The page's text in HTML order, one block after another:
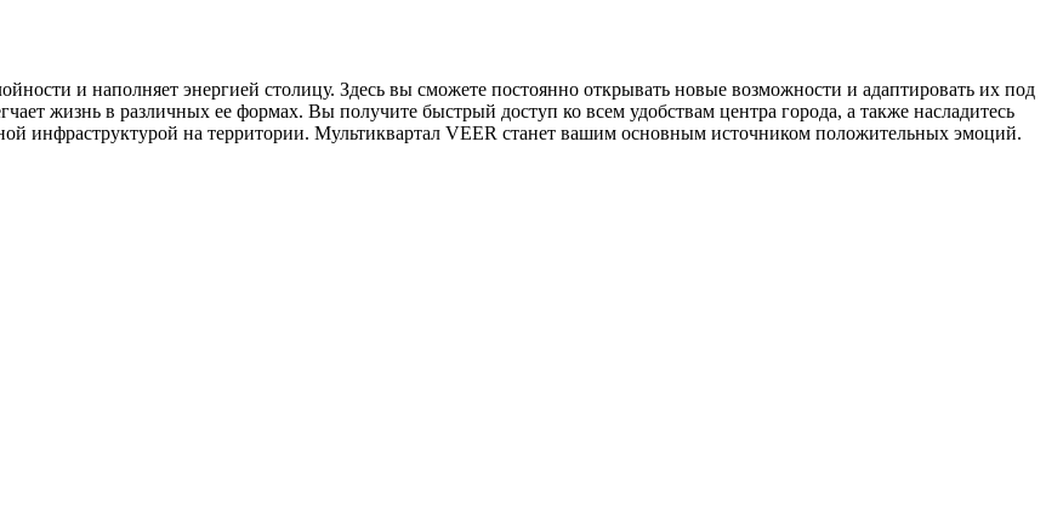
и наполняет энергией столицу. Здесь вы сможете постоянно открывать новые возможности и адаптировать их под
жизнь в различных ее формах. Вы получите быстрый доступ ко всем удобствам центра города, а также насладитесь
инфраструктурой на территории. Мультиквартал VEER станет вашим основным источником положительных эмоций.